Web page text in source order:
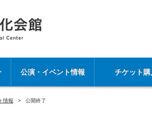
公演・イベント情報 チケット購
情報 公開終了